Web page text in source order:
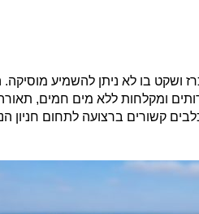
מוכרז ושקט בו לא ניתן להשמיע
ומקלחות ללא מים חמים, תאורה,
קשורים ברצועה לתחום חניון